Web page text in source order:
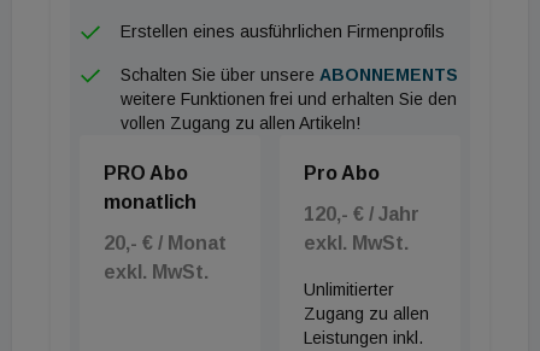
Erstellen eines ausführlichen Firmenprofils
Schalten Sie über unsere ABONNEMENTS
weitere Funktionen frei und erhalten Sie den
vollen Zugang zu allen Artikeln!
PRO Abo
monatlich
20,- € / Monat
exkl. MwSt.
Pro Abo
120,- € / Jahr
exkl. MwSt.
Unlimitierter
Zugang zu allen
Leistungen inkl.